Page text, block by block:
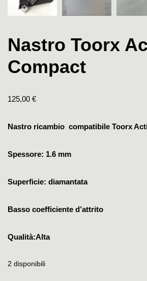
Nastro Toorx
Compact
125,00 €
Nastro ricambio compatibile Toorx
Spessore: 1.6 mm
Superficie: diamantata
Basso coefficiente d’attrito
Qualità:Alta
2 disponibili